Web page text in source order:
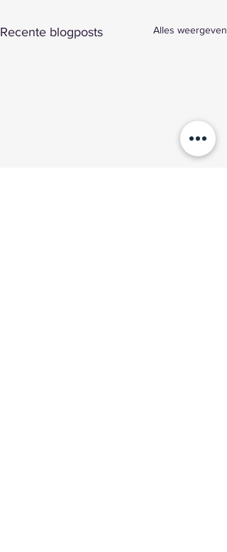
Recente blogposts Alles weergeven